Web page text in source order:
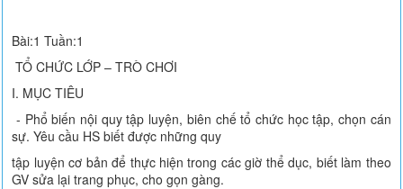
Bài:1 Tuần:1
TỔ CHỨC LỚP – TRÒ CHƠI
I. MỤC TIÊU
- Phổ biến nội quy tập luyện, biên chế tổ chức học tập, chọn cán
sự. Yêu cầu HS biết được những quy
tập luyện cơ bản để thực hiện trong các giờ thể dục, biết làm theo
GV sửa lại trang phục, cho gọn gàng.